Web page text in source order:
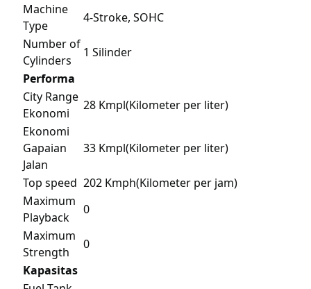
Machine
Type
4-Stroke, SOHC
Number of
Cylinders
1 Silinder
Performa
City Range
Ekonomi
28 Kmpl(Kilometer per liter)
Ekonomi
Gapaian
Jalan
33 Kmpl(Kilometer per liter)
Top speed 202 Kmph(Kilometer per jam)
Maximum
Playback
0
Maximum
Strength
0
Kapasitas